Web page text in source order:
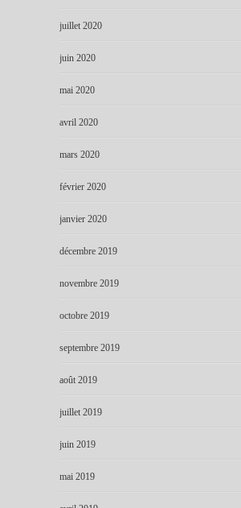
juillet 2020
juin 2020
mai 2020
avril 2020
mars 2020
février 2020
janvier 2020
décembre 2019
novembre 2019
octobre 2019
septembre 2019
août 2019
juillet 2019
juin 2019
mai 2019